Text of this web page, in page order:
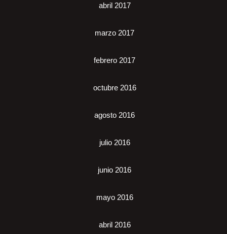
abril 2017
marzo 2017
febrero 2017
octubre 2016
agosto 2016
julio 2016
junio 2016
mayo 2016
abril 2016